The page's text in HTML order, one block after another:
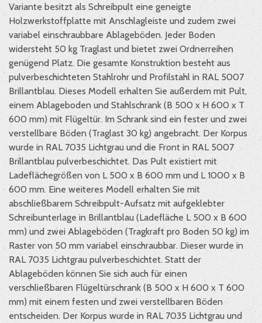
Variante besitzt als Schreibpult eine geneigte
Holzwerkstoffplatte mit Anschlagleiste und zudem zwei
variabel einschraubbare Ablageböden. Jeder Boden
widersteht 50 kg Traglast und bietet zwei Ordnerreihen
genügend Platz. Die gesamte Konstruktion besteht aus
pulverbeschichteten Stahlrohr und Profilstahl in RAL 5007
Brillantblau. Dieses Modell erhalten Sie außerdem mit Pult,
einem Ablageboden und Stahlschrank (B 500 x H 600 x T
600 mm) mit Flügeltür. Im Schrank sind ein fester und zwei
verstellbare Böden (Traglast 30 kg) angebracht. Der Korpus
wurde in RAL 7035 Lichtgrau und die Front in RAL 5007
Brillantblau pulverbeschichtet. Das Pult existiert mit
Ladeflächegrößen von L 500 x B 600 mm und L 1000 x B
600 mm. Eine weiteres Modell erhalten Sie mit
abschließbarem Schreibpult-Aufsatz mit aufgeklebter
Schreibunterlage in Brillantblau (Ladefläche L 500 x B 600
mm) und zwei Ablageböden (Tragkraft pro Boden 50 kg) im
Raster von 50 mm variabel einschraubbar. Dieser wurde in
RAL 7035 Lichtgrau pulverbeschichtet. Statt der
Ablageböden können Sie sich auch für einen
verschließbaren Flügeltürschrank (B 500 x H 600 x T 600
mm) mit einem festen und zwei verstellbaren Böden
entscheiden. Der Korpus wurde in RAL 7035 Lichtgrau und